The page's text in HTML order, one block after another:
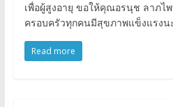
เพื่อผู้สูงอายุ ขอให้คุณอรนุช ลาภไ
ครอบครัวทุกคนมีสุขภาพแข็งแรงน
Read more